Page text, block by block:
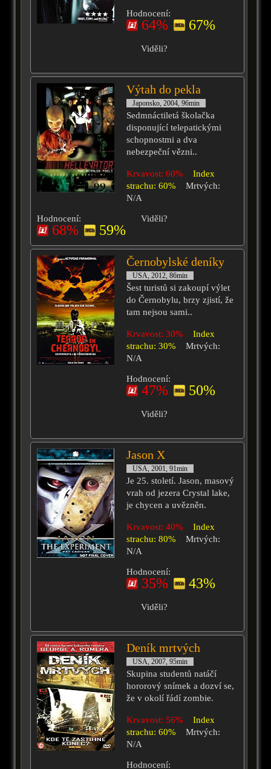
Hodnocení:
64% 67%
Viděli?
Výtah do pekla
Japonsko, 2004, 96min
Sedmnáctiletá školačka
disponující telepatickými
schopnostmi a dva
nebezpeční vězni..
Krvavost: 60%
Index
strachu: 60%
Mrtvých:
N/A
Hodnocení:
68% 59%
Viděli?
Černobylské deníky
USA, 2012, 86min
Šest turistů si zakoupí výlet
do Černobylu, brzy zjistí, že
tam nejsou sami..
Krvavost: 30%
Index
strachu: 30%
Mrtvých:
N/A
Hodnocení:
47% 50%
Viděli?
Jason X
USA, 2001, 91min
Je 25. století. Jason, masový
vrah od jezera Crystal lake,
je chycen a uvězněn.
Krvavost: 40%
Index
strachu: 80%
Mrtvých:
N/A
Hodnocení:
35% 43%
Viděli?
Deník mrtvých
USA, 2007, 95min
Skupina studentů natáčí
hororový snímek a dozví se,
že v okolí řádí zombie.
Krvavost: 56%
Index
strachu: 60%
Mrtvých:
N/A
Hodnocení: